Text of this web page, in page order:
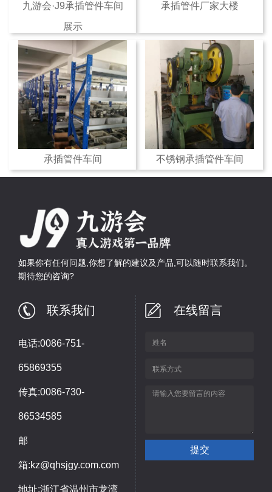
九游会·J9承插管件车间
展示
承插管件厂家大楼
承插管件车间 不锈钢承插管件车间
如果你有任何问题,你想了解的建议及产品,可以随时联系我们。
期待您的咨询?
联系我们
电话:0086-751-
65869355
传真:0086-730-
86534585
邮
箱:kz@qhsjgy.com.com
地址:浙江省温州市龙湾
在线留言